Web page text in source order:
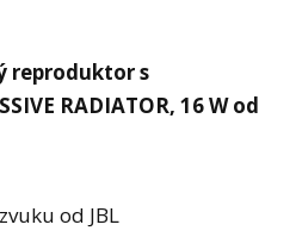
reproduktor s
RADIATOR, 16 W od
od JBL